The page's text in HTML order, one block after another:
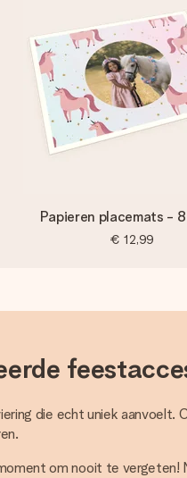
Papieren placemats -
€ 12,99
die echt uniek
om nooit te